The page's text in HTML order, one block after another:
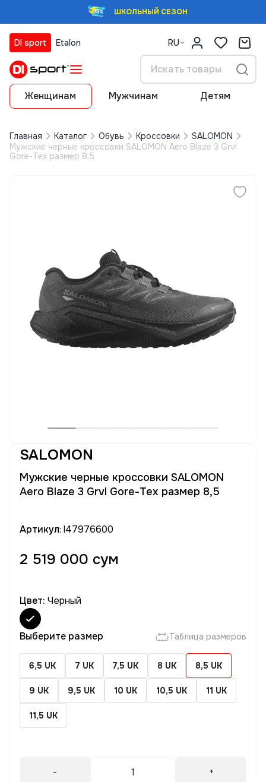
ШКОЛЬНЫЙ СЕЗОН
DI sport Etalon RU
Женщинам Мужчинам Детям
Главная Каталог Обувь Кроссовки
SALOMON
Мужские черные кроссовки SALOMON Aero Blaze 3 Grvl
Gore-Tex размер 8,5
SALOMON
Мужские черные кроссовки SALOMON
Aero Blaze 3 Grvl Gore-Tex размер 8,5
Артикул: l47976600
2 519 000 сум
Цвет: Черный
Выберите размер Таблица размеров
6,5 UK 7 UK 7,5 UK 8 UK 8,5 UK
9 UK 9,5 UK 10 UK 10,5 UK 11 UK
11,5 UK
- +